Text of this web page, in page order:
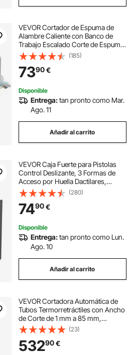
VEVOR Cortador de Espuma de
Alambre Caliente con Banco de
Trabajo Escalado Corte de Espuma
Cortador de espuma Grabado
Pluma Cortador de alambre caliente
Espuma Poliestireno Corte térmico
10-240 V
(185)
7390€
Disponible
Entrega:tan pronto como Mar.
Ago. 11
Añadir al carrito
VEVOR Caja Fuerte para Pistolas
Control Deslizante, 3 Formas de
Acceso por Huella Dactilares,
Contraseña y Llave, Caja Fuerte
para Armas con Iluminación,
Capacidad de 1 Pistola y 1
Cargador, Negro
(280)
7490€
Disponible
Entrega:tan pronto como Lun.
Ago. 10
Añadir al carrito
VEVOR Cortadora Automática de
Tubos Termorretráctiles con Ancho
de Corte de 1 mm a 85 mm,
Longitud de 0,1 mm a 99 999,9
mm, Alta Eficiencia, para Tubos de
Fibra de Vidrio, 810 x 313 x 375 mm
(23)
53290€